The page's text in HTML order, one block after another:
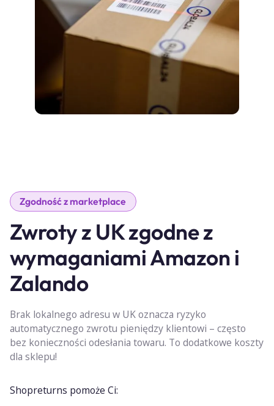
Zgodność z marketplace
Zwroty z UK zgodne z
wymaganiami Amazon i
Zalando
Brak lokalnego adresu w UK oznacza ryzyko
automatycznego zwrotu pieniędzy klientowi – często
bez konieczności odesłania towaru. To dodatkowe koszty
dla sklepu!
Shopreturns pomoże Ci: